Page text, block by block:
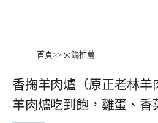
首頁>> 火鍋推薦
香掬羊肉爐（原正老林羊
羊肉爐吃到飽，雞蛋、香